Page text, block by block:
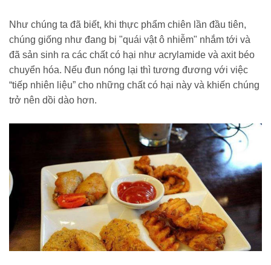
Như chúng ta đã biết, khi thực phẩm chiên lần đầu tiên,
chúng giống như đang bị "quái vật ô nhiễm" nhắm tới và
đã sản sinh ra các chất có hại như acrylamide và axit béo
chuyển hóa. Nếu đun nóng lại thì tương đương với việc
“tiếp nhiên liệu” cho những chất có hại này và khiến chúng
trở nên dồi dào hơn.